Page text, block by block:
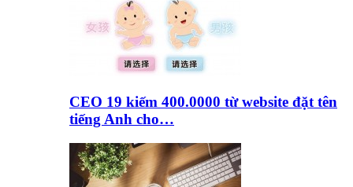
CEO 19 kiếm 400.0000 từ website đặt tên
tiếng Anh cho…